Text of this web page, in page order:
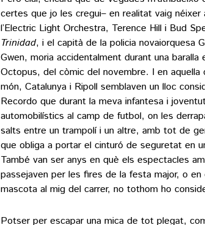
certes que jo les cregui– en realitat vaig néixer
l’Electric Light Orchestra, Terence Hill i Bud
Trinidad, i el capità de la policia novaiorquesa
Gwen, moria accidentalment durant una
Octopus, del còmic del novembre. I en
món, Catalunya i Ripoll semblaven un lloc
Recordo que durant la meva infantesa i
automobilístics al camp de futbol, on les
salts entre un trampolí i un altre, amb tot de
que obliga a portar el cinturó de seguretat en
També van ser anys en què els espectacles
passejaven per les fires de la festa major, o
mascota al mig del carrer, no tothom ho
Potser per escapar una mica de tot plegat,